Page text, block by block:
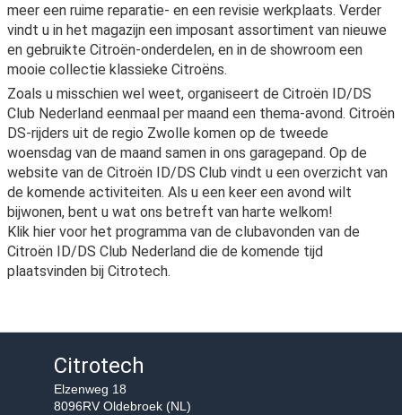
meer een ruime reparatie- en een revisie werkplaats. Verder
vindt u in het magazijn een imposant assortiment van nieuwe
en gebruikte Citroën-onderdelen, en in de showroom een
mooie collectie klassieke Citroëns.
Zoals u misschien wel weet, organiseert de Citroën ID/DS
Club Nederland eenmaal per maand een thema-avond. Citroën
DS-rijders uit de regio Zwolle komen op de tweede
woensdag van de maand samen in ons garagepand. Op de
website van de Citroën ID/DS Club vindt u een overzicht van
de komende activiteiten. Als u een keer een avond wilt
bijwonen, bent u wat ons betreft van harte welkom!
Klik hier voor het programma van de clubavonden van de
Citroën ID/DS Club Nederland die de komende tijd
plaatsvinden bij Citrotech.
Citrotech
Elzenweg 18
8096RV Oldebroek (NL)